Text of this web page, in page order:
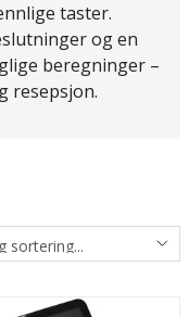
taster.
og en
beregninger –
resepsjon.